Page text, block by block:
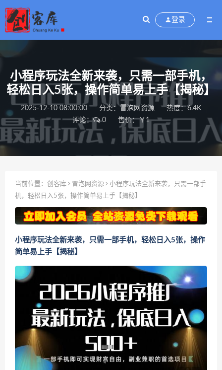
登录
小程序玩法全新来袭，只需一部手机，
轻松日入5张，操作简单易上手【揭秘】
2025-12-10 08:00:00 分类：冒泡网资源
热度：6.4K
评论：
0 售价：￥1
当前位置： 创客库 冒泡网资源
小程序玩法全新来袭，只需一部手
机，轻松日入5张，操作简单易上手【揭秘】
小程序玩法全新来袭，只需一部手机，轻松日入5张，操作
简单易上手【揭秘】